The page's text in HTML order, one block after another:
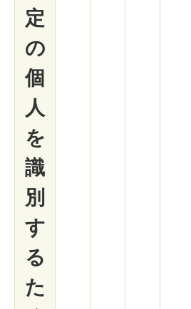
定
の
個
人
を
識
別
す
る
た